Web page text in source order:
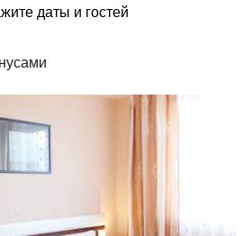
даты и гостей